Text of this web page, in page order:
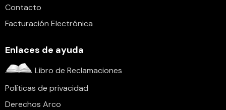
Contacto
Facturación Electrónica
Enlaces de ayuda
Libro de Reclamaciones
Políticas de privacidad
Derechos Arco